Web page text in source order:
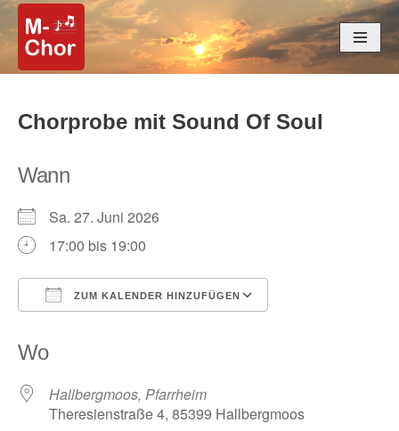
Zum
Inhalt
Chorprobe mit Sound Of Soul
Wann
Sa. 27. Juni 2026
17:00 bis 19:00
ZUM KALENDER HINZUFÜGEN
Wo
Hallbergmoos, Pfarrheim
Theresienstraße 4, 85399 Hallbergmoos